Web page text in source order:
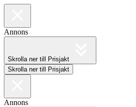
Annons
Skrolla ner till Prisjakt
Skrolla ner till Prisjakt
Annons